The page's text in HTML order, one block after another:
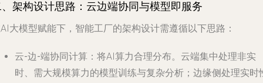
架构设计思路：云边端协同与模型即服务
大模型赋能下，智能工厂的架构设计需遵循以下思路：
云-边-端协同计算 ：将AI算力合理分布。云端集中处理非实
时、需大规模算力的模型训练与复杂分析；边缘侧处理实时